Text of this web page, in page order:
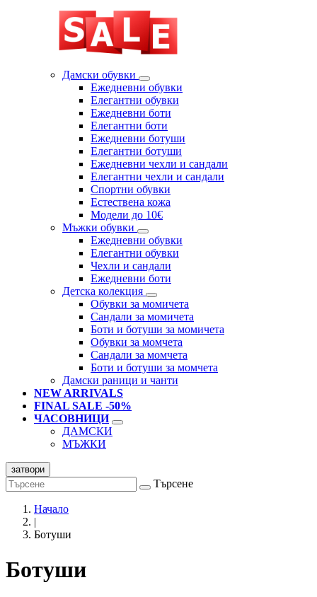
Дамски обувки
Eжедневни обувки
Eлегантни обувки
Eжедневни боти
Eлегантни боти
Eжедневни ботуши
Eлегантни ботуши
Ежедневни чехли и сандали
Елегантни чехли и сандали
Спортни обувки
Естествена кожа
Модели до 10€
Мъжки обувки
Ежедневни обувки
Елегантни обувки
Чехли и сандали
Ежедневни боти
Детска колекция
Обувки за момичета
Сандали за момичета
Боти и ботуши за момичета
Обувки за момчета
Сандали за момчета
Боти и ботуши за момчета
Дамски раници и чанти
NEW ARRIVALS
FINAL SALE -50%
ЧАСОВНИЦИ
ДАМСКИ
МЪЖКИ
затвори
Търсене
Начало
|
Ботуши
Ботуши